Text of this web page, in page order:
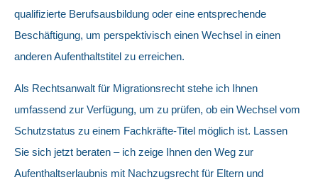
qualifizierte Berufsausbildung oder eine entsprechende
Beschäftigung, um perspektivisch einen Wechsel in einen
anderen Aufenthaltstitel zu erreichen.
Als Rechtsanwalt für Migrationsrecht stehe ich Ihnen
umfassend zur Verfügung, um zu prüfen, ob ein Wechsel vom
Schutzstatus zu einem Fachkräfte-Titel möglich ist. Lassen
Sie sich jetzt beraten – ich zeige Ihnen den Weg zur
Aufenthaltserlaubnis mit Nachzugsrecht für Eltern und